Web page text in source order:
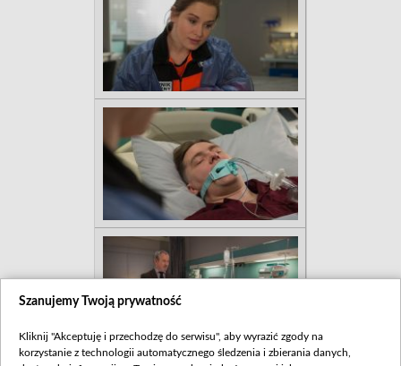
Szanujemy Twoją prywatność
Kliknij "Akceptuję i przechodzę do serwisu", aby wyrazić zgody na
korzystanie z technologii automatycznego śledzenia i zbierania danych,